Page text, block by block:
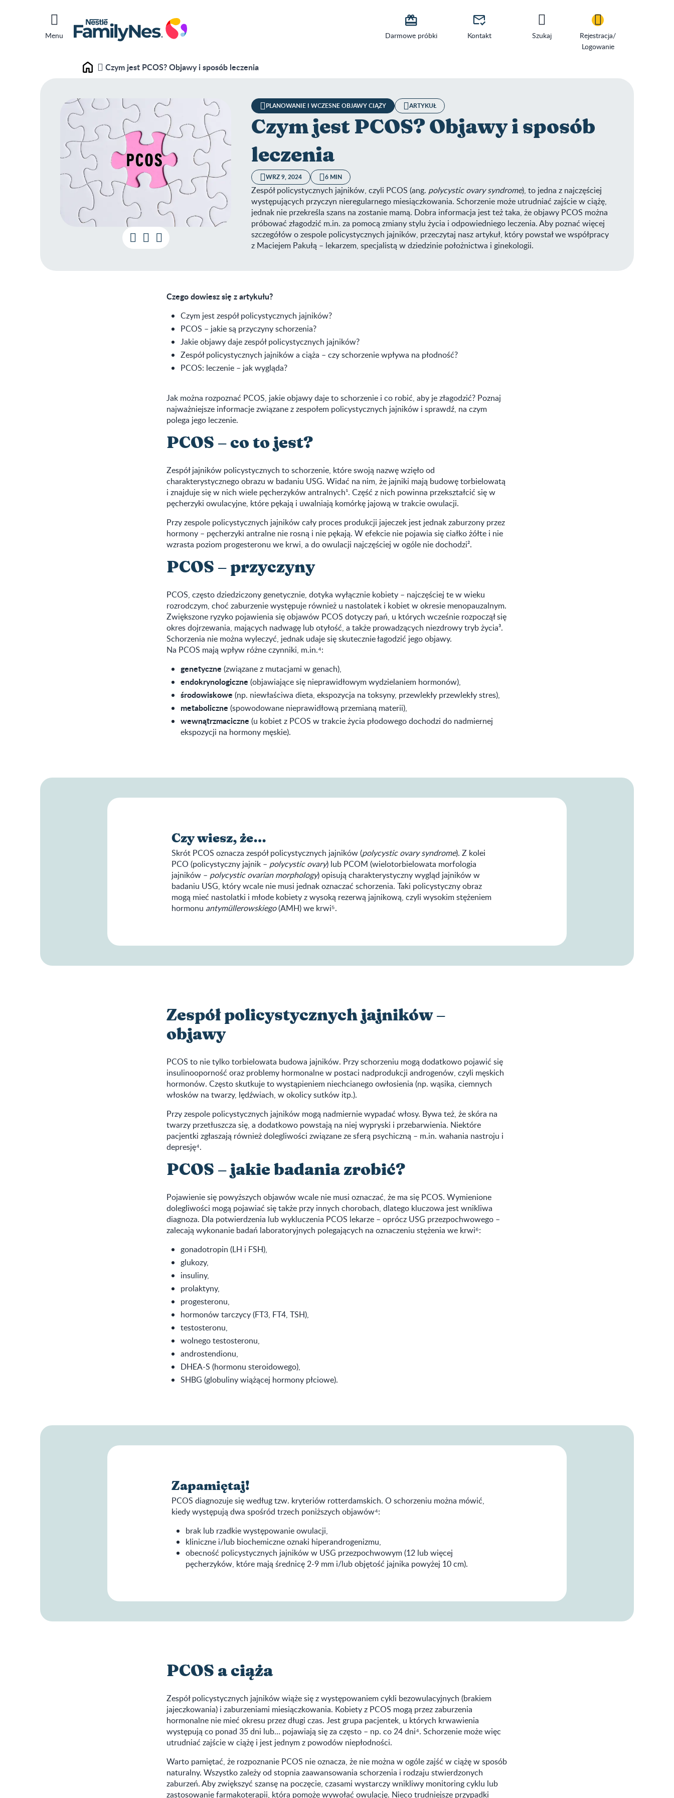
Menu

Darmowe próbki

Kontakt Szukaj
Rejestracja/
Logowanie
Home Czym jest PCOS? Objawy i sposób leczenia
PLANOWANIE I WCZESNE OBJAWY CIĄŻY ARTYKUŁ
Czym jest PCOS? Objawy i sposób
leczenia
WRZ 9, 2024 6 MIN
Zespół policystycznych jajników, czyli PCOS (ang. polycystic ovary syndrome), to jedna z najczęściej
występujących przyczyn nieregularnego miesiączkowania. Schorzenie może utrudniać zajście w ciążę,
jednak nie przekreśla szans na zostanie mamą. Dobra informacja jest też taka, że objawy PCOS można
próbować złagodzić m.in. za pomocą zmiany stylu życia i odpowiedniego leczenia. Aby poznać więcej
szczegółów o zespole policystycznych jajników, przeczytaj nasz artykuł, który powstał we współpracy
z Maciejem Pakułą – lekarzem, specjalistą w dziedzinie położnictwa i ginekologii.
Czego dowiesz się z artykułu?
Czym jest zespół policystycznych jajników?
PCOS – jakie są przyczyny schorzenia?
Jakie objawy daje zespół policystycznych jajników?
Zespół policystycznych jajników a ciąża – czy schorzenie wpływa na płodność?
PCOS: leczenie – jak wygląda?
Jak można rozpoznać PCOS, jakie objawy daje to schorzenie i co robić, aby je złagodzić? Poznaj
najważniejsze informacje związane z zespołem policystycznych jajników i sprawdź, na czym
polega jego leczenie.
PCOS – co to jest?
Zespół jajników policystycznych to schorzenie, które swoją nazwę wzięło od
charakterystycznego obrazu w badaniu USG. Widać na nim, że jajniki mają budowę torbielowatą
i znajduje się w nich wiele pęcherzyków antralnych¹. Część z nich powinna przekształcić się w
pęcherzyki owulacyjne, które pękają i uwalniają komórkę jajową w trakcie owulacji.
Przy zespole policystycznych jajników cały proces produkcji jajeczek jest jednak zaburzony przez
hormony – pęcherzyki antralne nie rosną i nie pękają. W efekcie nie pojawia się ciałko żółte i nie
wzrasta poziom progesteronu we krwi, a do owulacji najczęściej w ogóle nie dochodzi².
PCOS – przyczyny
PCOS, często dziedziczony genetycznie, dotyka wyłącznie kobiety – najczęściej te w wieku
rozrodczym, choć zaburzenie występuje również u nastolatek i kobiet w okresie menopauzalnym.
Zwiększone ryzyko pojawienia się objawów PCOS dotyczy pań, u których wcześnie rozpoczął się
okres dojrzewania, mających nadwagę lub otyłość, a także prowadzących niezdrowy tryb życia³.
Schorzenia nie można wyleczyć, jednak udaje się skutecznie łagodzić jego objawy.
Na PCOS mają wpływ różne czynniki, m.in.⁴:
genetyczne (związane z mutacjami w genach),
endokrynologiczne (objawiające się nieprawidłowym wydzielaniem hormonów),
środowiskowe (np. niewłaściwa dieta, ekspozycja na toksyny, przewlekły przewlekły stres),
metaboliczne (spowodowane nieprawidłową przemianą materii),
wewnątrzmaciczne (u kobiet z PCOS w trakcie życia płodowego dochodzi do nadmiernej
ekspozycji na hormony męskie).
Czy wiesz, że…
Skrót PCOS oznacza zespół policystycznych jajników (polycystic ovary syndrome). Z kolei
PCO (policystyczny jajnik – polycystic ovary) lub PCOM (wielotorbielowata morfologia
jajników – polycystic ovarian morphology) opisują charakterystyczny wygląd jajników w
badaniu USG, który wcale nie musi jednak oznaczać schorzenia. Taki policystyczny obraz
mogą mieć nastolatki i młode kobiety z wysoką rezerwą jajnikową, czyli wysokim stężeniem
hormonu antymüllerowskiego(AMH) we krwi⁵.
Zespół policystycznych jajników –
objawy
PCOS to nie tylko torbielowata budowa jajników. Przy schorzeniu mogą dodatkowo pojawić się
insulinooporność oraz problemy hormonalne w postaci nadprodukcji androgenów, czyli męskich
hormonów. Często skutkuje to wystąpieniem niechcianego owłosienia (np. wąsika, ciemnych
włosków na twarzy, lędźwiach, w okolicy sutków itp.).
Przy zespole policystycznych jajników mogą nadmiernie wypadać włosy. Bywa też, że skóra na
twarzy przetłuszcza się, a dodatkowo powstają na niej wypryski i przebarwienia. Niektóre
pacjentki zgłaszają również dolegliwości związane ze sferą psychiczną – m.in. wahania nastroju i
depresję⁴.
PCOS – jakie badania zrobić?
Pojawienie się powyższych objawów wcale nie musi oznaczać, że ma się PCOS. Wymienione
dolegliwości mogą pojawiać się także przy innych chorobach, dlatego kluczowa jest wnikliwa
diagnoza. Dla potwierdzenia lub wykluczenia PCOS lekarze – oprócz USG przezpochwowego –
zalecają wykonanie badań laboratoryjnych polegających na oznaczeniu stężenia we krwi⁶:
gonadotropin (LH i FSH),
glukozy,
insuliny,
prolaktyny,
progesteronu,
hormonów tarczycy (FT3, FT4, TSH),
testosteronu,
wolnego testosteronu,
androstendionu,
DHEA-S (hormonu steroidowego),
SHBG (globuliny wiążącej hormony płciowe).
Zapamiętaj!
PCOS diagnozuje się według tzw. kryteriów rotterdamskich. O schorzeniu można mówić,
kiedy występują dwa spośród trzech poniższych objawów⁴:
brak lub rzadkie występowanie owulacji,
kliniczne i/lub biochemiczne oznaki hiperandrogenizmu,
obecność policystycznych jajników w USG przezpochwowym (12 lub więcej
pęcherzyków, które mają średnicę 2-9 mm i/lub objętość jajnika powyżej 10 cm).
PCOS a ciąża
Zespół policystycznych jajników wiąże się z występowaniem cykli bezowulacyjnych (brakiem
jajeczkowania) i zaburzeniami miesiączkowania. Kobiety z PCOS mogą przez zaburzenia
hormonalne nie mieć okresu przez długi czas. Jest grupa pacjentek, u których krwawienia
występują co ponad 35 dni lub… pojawiają się za często – np. co 24 dni⁴. Schorzenie może więc
utrudniać zajście w ciążę i jest jednym z powodów niepłodności.
Warto pamiętać, że rozpoznanie PCOS nie oznacza, że nie można w ogóle zajść w ciążę w sposób
naturalny. Wszystko zależy od stopnia zaawansowania schorzenia i rodzaju stwierdzonych
zaburzeń. Aby zwiększyć szansę na poczęcie, czasami wystarczy wnikliwy monitoring cyklu lub
zastosowanie farmakoterapii, która pomoże wywołać owulację. Nieco trudniejsze przypadki